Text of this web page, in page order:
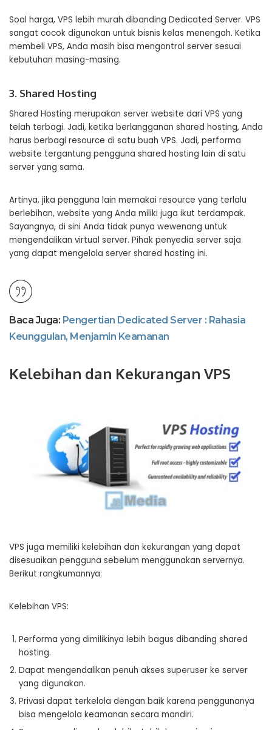
Soal harga, VPS lebih murah dibanding Dedicated Server. VPS
sangat cocok digunakan untuk bisnis kelas menengah. Ketika
membeli VPS, Anda masih bisa mengontrol server sesuai
kebutuhan masing-masing.
3. Shared Hosting
Shared Hosting merupakan server website dari VPS yang
telah terbagi. Jadi, ketika berlangganan shared hosting, Anda
harus berbagi resource di satu buah VPS. Jadi, performa
website tergantung pengguna shared hosting lain di satu
server yang sama.
Artinya, jika pengguna lain memakai resource yang terlalu
berlebihan, website yang Anda miliki juga ikut terdampak.
Sayangnya, di sini Anda tidak punya wewenang untuk
mengendalikan virtual server. Pihak penyedia server saja
yang dapat mengelola server shared hosting ini.
Baca Juga: Pengertian Dedicated Server : Rahasia
Keunggulan, Menjamin Keamanan
Kelebihan dan Kekurangan VPS
VPS juga memiliki kelebihan dan kekurangan yang dapat
disesuaikan pengguna sebelum menggunakan servernya.
Berikut rangkumannya:
Kelebihan VPS:
Performa yang dimilikinya lebih bagus dibanding shared
hosting.
Dapat mengendalikan penuh akses superuser ke server
yang digunakan.
Privasi dapat terkelola dengan baik karena penggunanya
bisa mengelola keamanan secara mandiri.